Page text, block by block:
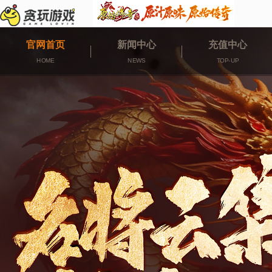
官网首页
HOME
新闻中心
NEWS
充值中心
TOP-UP